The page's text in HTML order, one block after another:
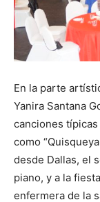
En la parte
Yanira Santana
canciones
como
desde Dallas, el
piano, y a la
enfermera de la